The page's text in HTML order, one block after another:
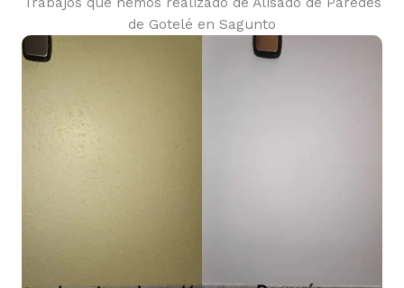
de Gotelé en Sagunto